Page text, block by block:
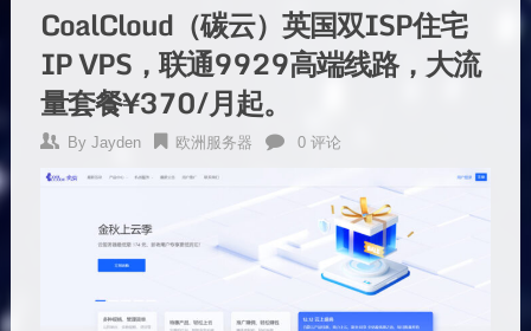
CoalCloud（碳云）英国双ISP住宅
IP VPS，联通9929高端线路，大流
量套餐¥370/月起。
By Jayden 欧洲服务器 0 评论